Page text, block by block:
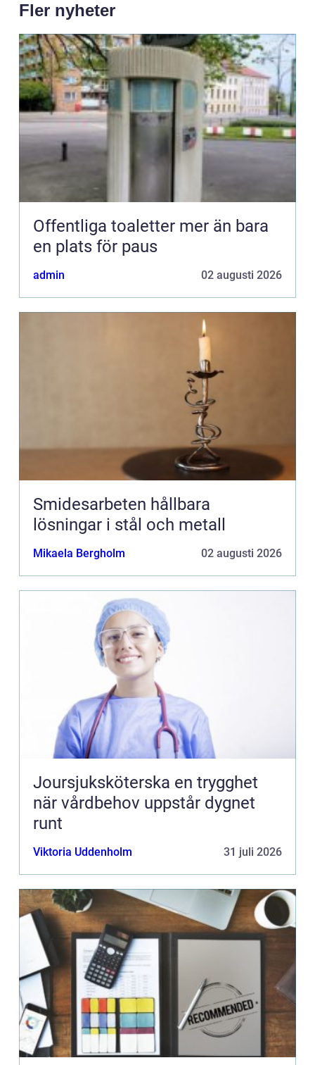
Fler nyheter
Offentliga toaletter mer än bara
en plats för paus
admin 02 augusti 2026
Smidesarbeten hållbara
lösningar i stål och metall
Mikaela Bergholm 02 augusti 2026
Joursjuksköterska en trygghet
när vårdbehov uppstår dygnet
runt
Viktoria Uddenholm 31 juli 2026